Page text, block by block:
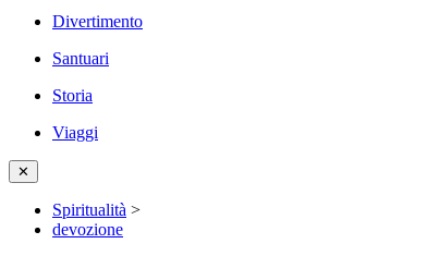
Divertimento
Santuari
Storia
Viaggi
✕
Spiritualità >
devozione